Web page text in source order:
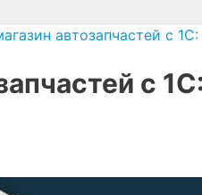
автозапчастей с
с